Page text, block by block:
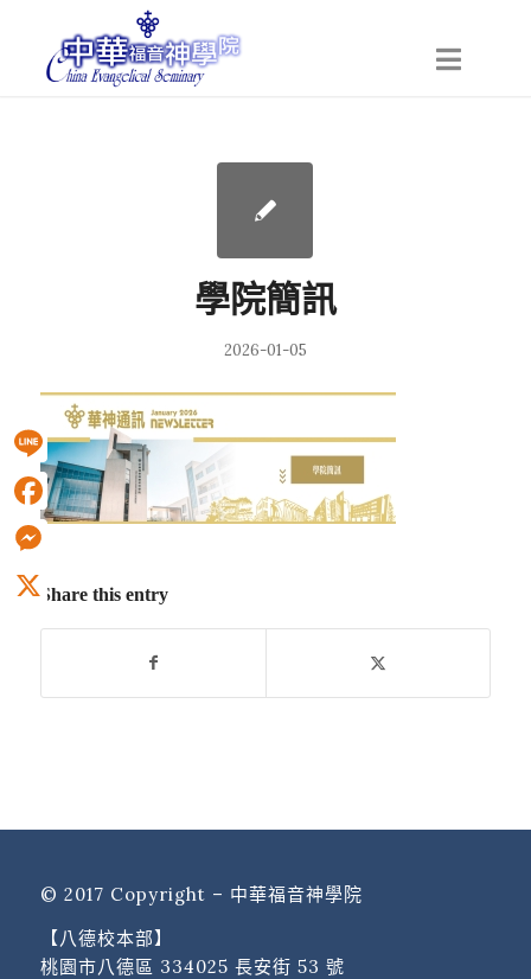
學院簡訊
2026-01-05
Share this entry
© 2017 Copyright – 中華福音神學院
【八德校本部】
桃園市八德區 334025 長安街 53 號
Line
Facebook
Messenger